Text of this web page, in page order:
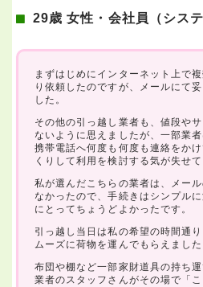
29歳 女性・会社員（シス
まずはじめにインターネット上で
り依頼したのですが、メールにて
した。
その他の引っ越し業者も、値段や
ないように思えましたが、一部業
携帯電話へ何度も何度も連絡をか
くりして利用を検討する気が失せて
私が選んだこちらの業者は、メー
なかったので、手続きはシンプル
にとってちょうどよかったです。
引っ越し当日は私の希望の時間通
ムーズに荷物を運んでもらえました
布団や棚など一部家財道具の持ち
業者のスタッフさんがその場で「